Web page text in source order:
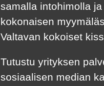
samalla intohimolla
kokonaisen
Valtavan kokoiset
Tutustu yrityksen
sosiaalisen median